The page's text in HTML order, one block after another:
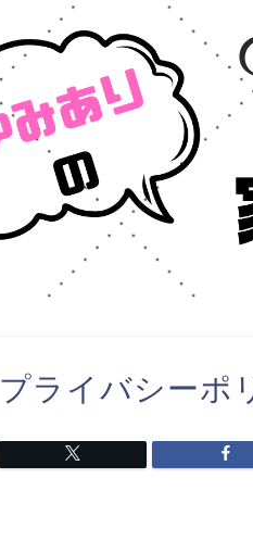
プライバシーポ